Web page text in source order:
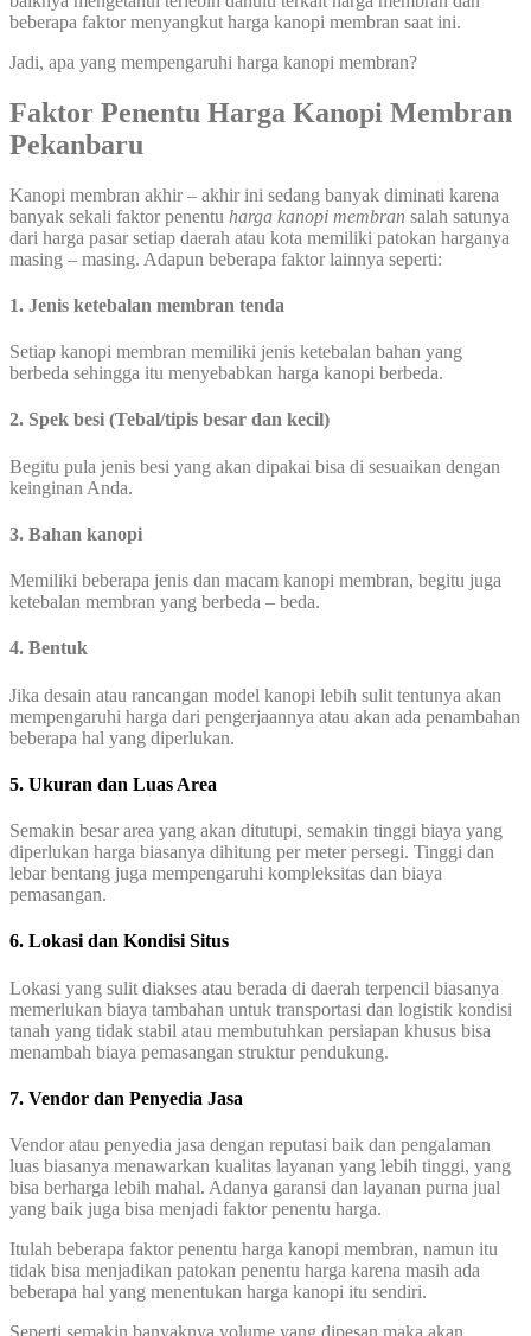
beberapa faktor menyangkut harga kanopi membran saat ini.
Jadi, apa yang mempengaruhi harga kanopi membran?
Faktor Penentu Harga Kanopi Membran
Pekanbaru
Kanopi membran akhir – akhir ini sedang banyak diminati karena
banyak sekali faktor penentu harga kanopi membran salah satunya
dari harga pasar setiap daerah atau kota memiliki patokan harganya
masing – masing. Adapun beberapa faktor lainnya seperti:
1. Jenis ketebalan membran tenda
Setiap kanopi membran memiliki jenis ketebalan bahan yang
berbeda sehingga itu menyebabkan harga kanopi berbeda.
2. Spek besi (Tebal/tipis besar dan kecil)
Begitu pula jenis besi yang akan dipakai bisa di sesuaikan dengan
keinginan Anda.
3. Bahan kanopi
Memiliki beberapa jenis dan macam kanopi membran, begitu juga
ketebalan membran yang berbeda – beda.
4. Bentuk
Jika desain atau rancangan model kanopi lebih sulit tentunya akan
mempengaruhi harga dari pengerjaannya atau akan ada penambahan
beberapa hal yang diperlukan.
5. Ukuran dan Luas Area
Semakin besar area yang akan ditutupi, semakin tinggi biaya yang
diperlukan harga biasanya dihitung per meter persegi. Tinggi dan
lebar bentang juga mempengaruhi kompleksitas dan biaya
pemasangan.
6. Lokasi dan Kondisi Situs
Lokasi yang sulit diakses atau berada di daerah terpencil biasanya
memerlukan biaya tambahan untuk transportasi dan logistik kondisi
tanah yang tidak stabil atau membutuhkan persiapan khusus bisa
menambah biaya pemasangan struktur pendukung.
7. Vendor dan Penyedia Jasa
Vendor atau penyedia jasa dengan reputasi baik dan pengalaman
luas biasanya menawarkan kualitas layanan yang lebih tinggi, yang
bisa berharga lebih mahal. Adanya garansi dan layanan purna jual
yang baik juga bisa menjadi faktor penentu harga.
Itulah beberapa faktor penentu harga kanopi membran, namun itu
tidak bisa menjadikan patokan penentu harga karena masih ada
beberapa hal yang menentukan harga kanopi itu sendiri.